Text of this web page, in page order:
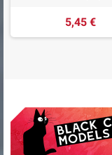
5,45 €